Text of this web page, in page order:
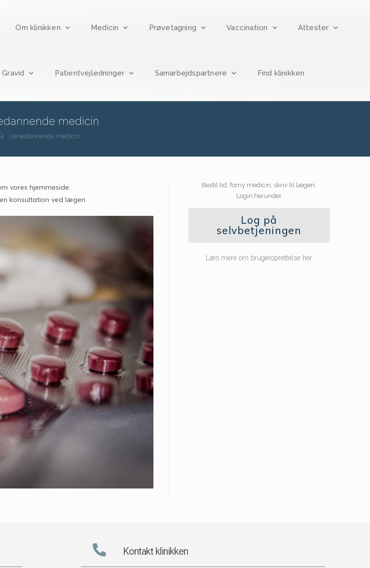
Om klinikken Medicin Prøvetagning Vaccination Attester
Gravid Patientvejledninger Samarbejdspartnere Find klinikken
medicin
Vanedannende medicin
vores hjemmeside.
konsultation ved lægen.
Bestil tid, forny medicin, skriv til lægen.
Login herunder
Log på
selvbetjeningen
Læs mere om brugeroprettelse her
Kontakt klinikken